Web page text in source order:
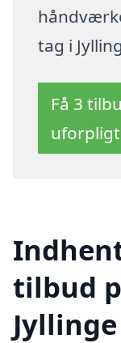
tag i
Få 3
tilbud
Jyllinge